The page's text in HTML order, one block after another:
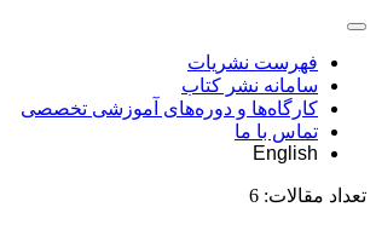
فهرست نشریات
سامانه نشر کتاب
کارگاه‌ها و دوره‌های آموزشی تخصصی
تماس با ما
English
تعداد مقالات: 6